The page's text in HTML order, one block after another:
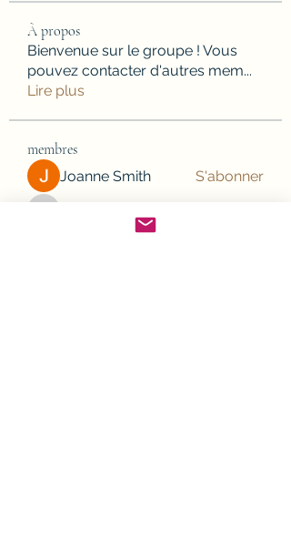
À propos
Bienvenue sur le groupe ! Vous
pouvez contacter d'autres mem...
Lire plus
membres
Joanne Smith S'abonner
JesseMaldonado1969116